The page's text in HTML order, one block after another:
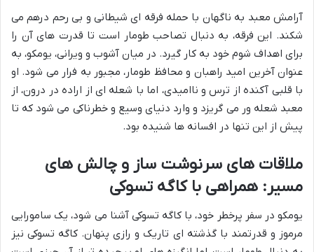
آرامش معبد به ناگهان با حمله فرقه ای شیطانی و بی رحم درهم می
شکند. این فرقه، به دنبال تصاحب طومار است تا قدرت های آن را
برای اهداف شوم خود به کار گیرد. در میان آشوب و ویرانی، یومکو، به
عنوان آخرین امید راهبان و محافظ طومار، مجبور به فرار می شود. او
با قلبی آکنده از ترس و ناامیدی، اما با شعله ای از اراده در درون، از
معبد شعله ور می گریزد و وارد دنیای وسیع و خطرناکی می شود که تا
پیش از این تنها در افسانه ها شنیده بود.
ملاقات های سرنوشت ساز و چالش های
مسیر: همراهی با کاگه تسوکی
یومکو در سفر پرخطر خود، با کاگه تسوکی آشنا می شود، یک سامورایی
مرموز و قدرتمند با گذشته ای تاریک و رازی پنهان. کاگه تسوکی نیز